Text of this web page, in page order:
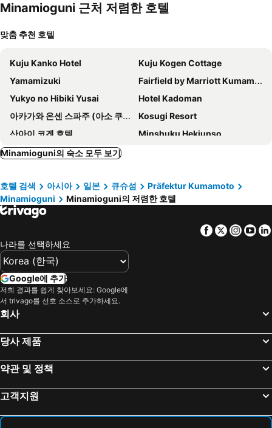
Minamioguni 근처 저렴한 호텔
맞춤 추천 호텔
Kuju Kanko Hotel
Kuju Kogen Cottage
Yamamizuki
Fairfield by Marriott Kumamoto Aso
Yukyo no Hibiki Yusai
Hotel Kadoman
아카가와 온센 스파주 (아소 쿠주 국립 공원)
Kosugi Resort
산아이 코겐 호텔
Minshuku Hekiunso
아소 플라자 호텔
Sanai Kogen Hotel
Genryu No Yado Hozantei
Gekkoju
(Ryokan) Yamakawa Onsen Hanayu
Kurokawa Onsen Ryokan Wakaba
Fukumi Sanso
Daikokuya
Yamatsubaki
호텔 리틀 히게
Kuju Handa Kogen Bosco
Kuju Aid Station
Miharashinoyado Fronden
Seitenkaku
Resonate Club Shape - Vacation STAY 60135v
Minamioguni의 숙소 모두 보기
호텔 검색 아시아 일본 큐슈섬
Präfektur Kumamoto
Minamioguni
Minamioguni의 저렴한 호텔
Facebook
Twitter
나라를 선택하세요
Google에 추가
저희 결과를 쉽게 찾아보세요: Google에
서 trivago를 선호 소스로 추가하세요.
회사
당사 제품
약관 및 정책
고객지원